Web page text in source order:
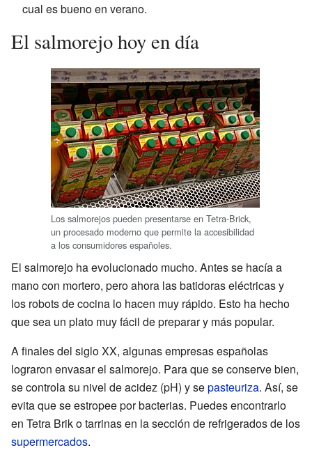
cual es bueno en verano.
El salmorejo hoy en día
Los salmorejos pueden presentarse en Tetra-Brick,
un procesado moderno que permite la accesibilidad
a los consumidores españoles.
El salmorejo ha evolucionado mucho. Antes se hacía a
mano con mortero, pero ahora las batidoras eléctricas y
los robots de cocina lo hacen muy rápido. Esto ha hecho
que sea un plato muy fácil de preparar y más popular.
A finales del siglo XX, algunas empresas españolas
lograron envasar el salmorejo. Para que se conserve bien,
se controla su nivel de acidez (pH) y sepasteuriza. Así, se
evita que se estropee por bacterias. Puedes encontrarlo
en Tetra Brik o tarrinas en la sección de refrigerados de los
supermercados.